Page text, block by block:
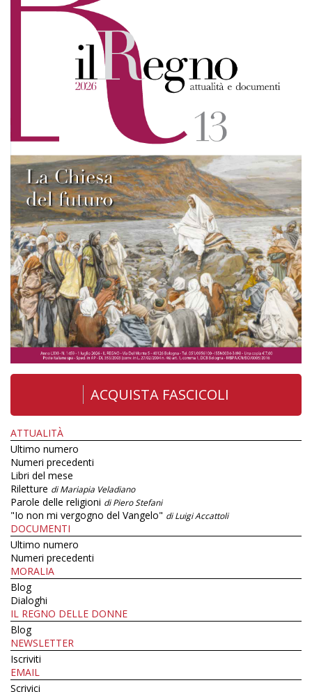
ACQUISTA FASCICOLI
ATTUALITÀ
Ultimo numero
Numeri precedenti
Libri del mese
Riletture di Mariapia Veladiano
Parole delle religioni di Piero Stefani
"Io non mi vergogno del Vangelo" di Luigi Accattoli
DOCUMENTI
Ultimo numero
Numeri precedenti
MORALIA
Blog
Dialoghi
IL REGNO DELLE DONNE
Blog
NEWSLETTER
Iscriviti
EMAIL
Scrivici